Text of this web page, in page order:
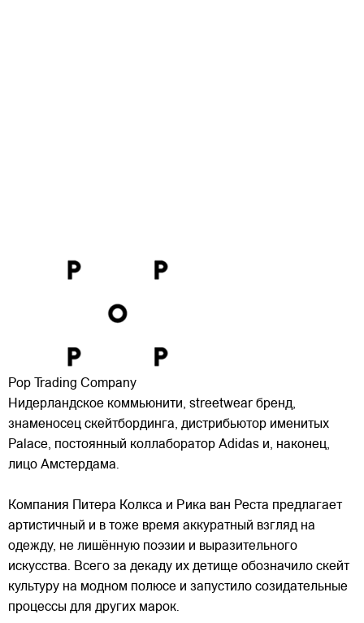
Pop Trading Company
Нидерландское коммьюнити, streetwear бренд,
знаменосец скейтбординга, дистрибьютор именитых
Palace, постоянный коллаборатор Adidas и, наконец,
лицо Амстердама.
Компания Питера Колкса и Рика ван Реста предлагает
артистичный и в тоже время аккуратный взгляд на
одежду, не лишённую поэзии и выразительного
искусства. Всего за декаду их детище обозначило скейт
культуру на модном полюсе и запустило созидательные
процессы для других марок.